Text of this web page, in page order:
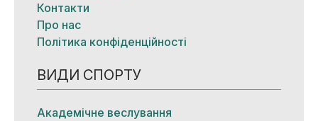
Контакти
Про нас
Політика конфіденційності
ВИДИ СПОРТУ
Академічне веслування